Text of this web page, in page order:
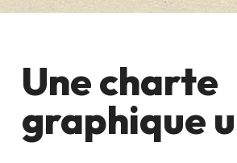
Une charte
graphique